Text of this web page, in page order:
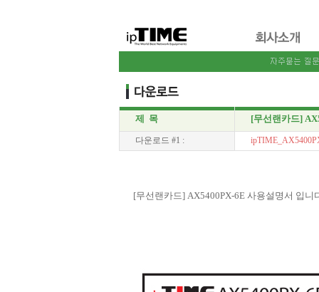
제 목 [무선랜카드]
다운로드 #1 :
[무선랜카드] AX5400PX-6E 사용설명서 입니